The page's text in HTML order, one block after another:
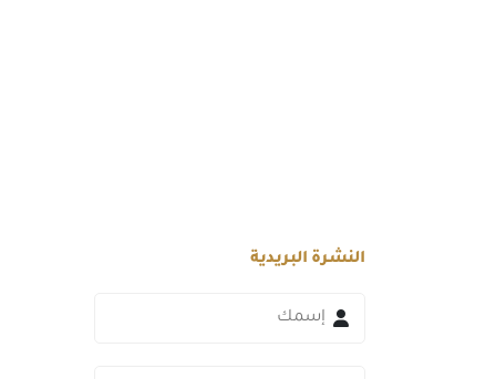
النشرة البريدية